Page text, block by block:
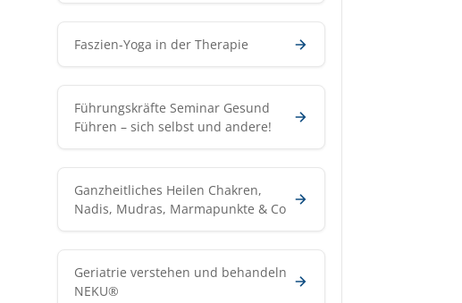
Faszien-Yoga in der Therapie
Führungskräfte Seminar Gesund
Führen – sich selbst und andere!
Ganzheitliches Heilen Chakren,
Nadis, Mudras, Marmapunkte & Co
Geriatrie verstehen und behandeln
NEKU®